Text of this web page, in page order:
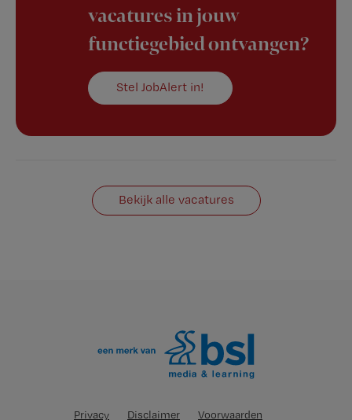
vacatures in jouw
functiegebied ontvangen?
Stel JobAlert in!
Bekijk alle vacatures
Privacy Disclaimer Voorwaarden